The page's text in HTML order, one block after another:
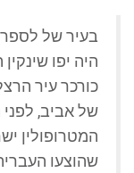
בעיר של
היה יפו
כורכר עיר
של אביב,
המטרופולין
שהוצעו